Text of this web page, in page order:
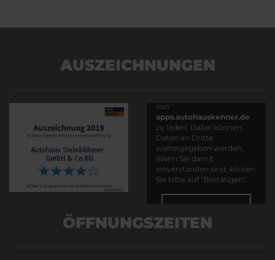
AUSZEICHNUNGEN
von
apps.autohauskenner.de
zu laden. Dabei können
Daten an Dritte
weitergegeben werden.
Wenn Sie damit
einverstanden sind, klicken
Sie bitte auf "Bestätigen".
ÖFFNUNGSZEITEN